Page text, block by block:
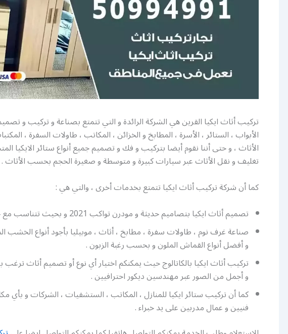
تركيب أثاث ايكيا القرين هي الشركة الرائدة و التي تتمتع بصناعة و تركيب و
الأبواب ، الستائر ، الأسرة ، المطابخ و الخزائن ، المكاتب ، طاولات السفرة ،
الأثاث ، و حتى أننا نقوم أيضا بتركيب و فك و تصميم جميع أنواع ستائر الايكيا
تغليف و نقل الأثاث عبر سيارات كبيرة و متوسطة و صغيرة الحجم بحسب الأثاث .
كما أن شركة تركيب أثاث ايكيا تتمتع بخدمات أخرى ، والتي هي :
تصميم أثاث ايكيا بتصاميم حديثة و مودرن تواكب 2021 و بحيث تتناسب مع جميع الأذواق .
صناعة غرف نوم ، طاولات سفرة ، مطابخ ، أثاث ، موبيليا بأجود أنواع الخشب
و أفضل أنواع القماش الملون و بحسب رغبة الزبون .
تركيب أثاث ايكيا بالكاتالوج حيث يمكنكم اختيار أي نوع أو تصميم أثاث ترغب
و أجمل من الصور عبر مهندسين ديكور احترافيين .
كما أن تركيب ستائر ايكيا للمنازل ، المكاتب ، الستشفيات ، الشركات و بأي
فنيين و عمال مدربين على يد خبراء .